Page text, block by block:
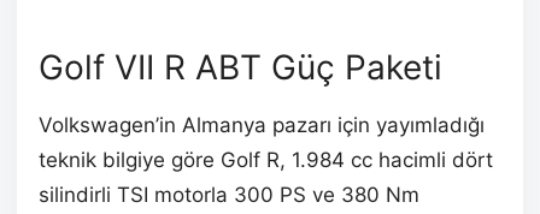
Golf VII R ABT Güç Paketi
Volkswagen’in Almanya pazarı için yayımladığı
teknik bilgiye göre Golf R, 1.984 cc hacimli dört
silindirli TSI motorla 300 PS ve 380 Nm